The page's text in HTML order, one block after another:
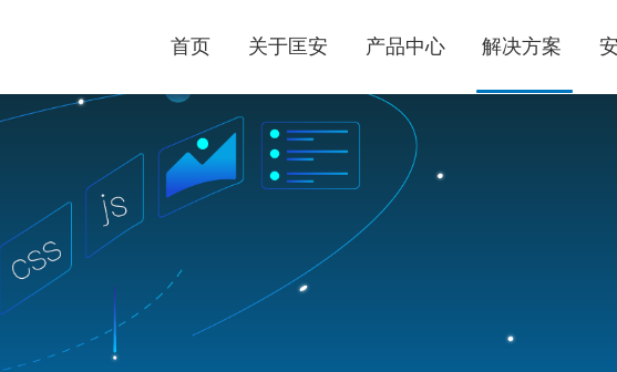
首页 关于匡安 产品中心 解决方案